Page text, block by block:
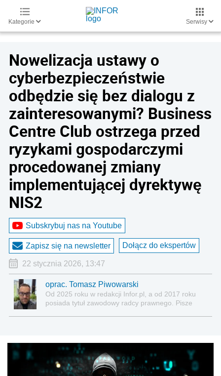
Kategorie Serwisy
Nowelizacja ustawy o
cyberbezpieczeństwie
odbędzie się bez dialogu z
zainteresowanymi? Business
Centre Club ostrzega przed
ryzykami gospodarczymi
procedowanej zmiany
implementującej dyrektywę
NIS2
Subskrybuj nas na Youtube
Zapisz się na newsletter Dołącz do ekspertów
22 stycznia 2026, 13:47
oprac. Tomasz Piwowarski
Od 2025 roku w redakcji Infor.pl, a od 2017 roku
posiada tytuł zawodowy radcy prawnego. Pisze